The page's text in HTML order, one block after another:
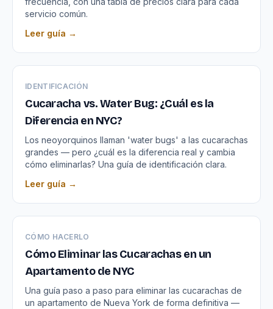
servicio común.
Leer guía →
IDENTIFICACIÓN
Cucaracha vs. Water Bug: ¿Cuál es la
Diferencia en NYC?
Los neoyorquinos llaman 'water bugs' a las cucarachas
grandes — pero ¿cuál es la diferencia real y cambia
cómo eliminarlas? Una guía de identificación clara.
Leer guía →
CÓMO HACERLO
Cómo Eliminar las Cucarachas en un
Apartamento de NYC
Una guía paso a paso para eliminar las cucarachas de
un apartamento de Nueva York de forma definitiva —